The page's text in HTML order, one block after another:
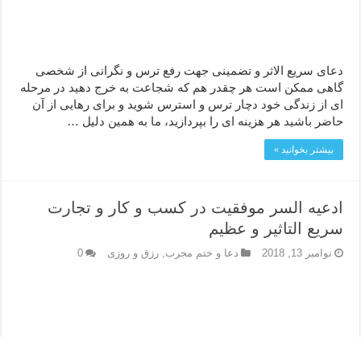
دعای سریع الاثر و تضمینی جهت رفع ترس و نگرانی از شخصی
گاهی ممکن است هر چقدر هم که شجاعت به خرج دهید در مرحله
ای از زندگی خود دچار ترس و استرس شوید و برای رهایی از آن
حاضر باشید هر هزینه ای را بپردازید، ما به همین دلیل …
بیشتر بخوانید »
ادعیه السر موفقیت در کسب و کار و تجارت
سریع التاثیر و عظیم
نوامبر 13, 2018 دعا و ختم مجرب,رزق و روزی 0